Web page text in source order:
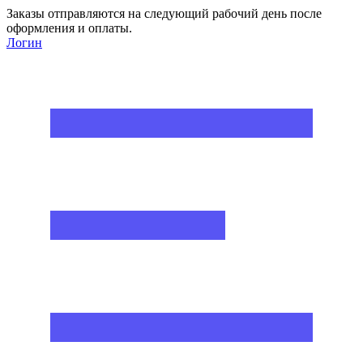
Заказы отправляются на следующий рабочий день после
оформления и оплаты.
Логин